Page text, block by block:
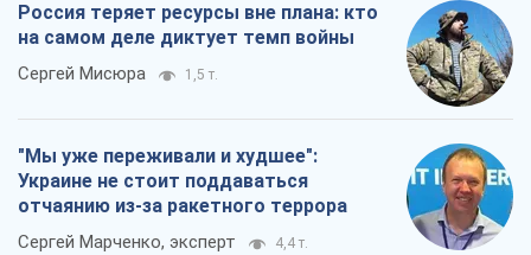
Россия теряет ресурсы вне плана: кто
на самом деле диктует темп войны
Сергей Мисюра 1,5 т.
"Мы уже переживали и худшее":
Украине не стоит поддаваться
отчаянию из-за ракетного террора
Сергей Марченко, эксперт 4,4 т.